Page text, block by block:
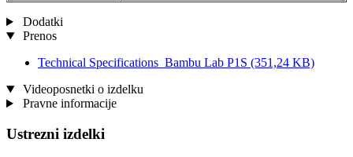
Dodatki
Prenos
Technical Specifications_Bambu Lab P1S (351,24 KB)
Videoposnetki o izdelku
Pravne informacije
Ustrezni izdelki